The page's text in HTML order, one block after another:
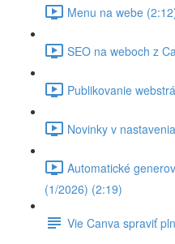
Menu na webe
SEO na weboch z
Publikovanie
Novinky v
Automatické
(1/2026) (2:19)
Vie Canva spraviť